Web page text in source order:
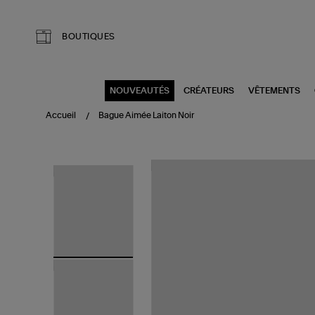
BOUTIQUES
NOUVEAUTÉS CRÉATEURS VÊTEMENTS
Accueil Bague Aimée Laiton Noir